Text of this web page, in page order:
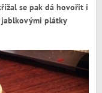
se pak dá hovořit i
jablkovými plátky